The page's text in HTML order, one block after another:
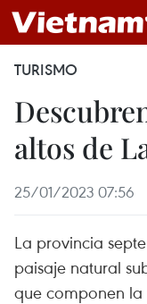
TURISMO
altos de
25/01/2023 07:56
La provincia
paisaje natural
que componen